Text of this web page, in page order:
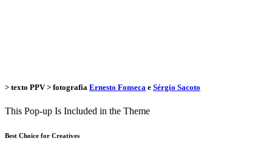
> texto PPV> fotografia Ernesto Fonseca e Sérgio Sacoto
This Pop-up Is Included in the Theme
Best Choice for Creatives